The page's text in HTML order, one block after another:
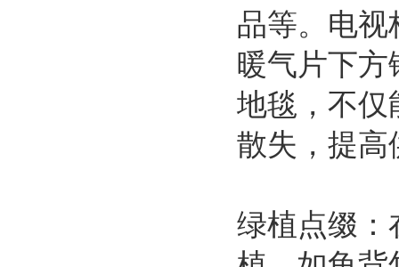
品等。电视
暖气片下
地毯，不仅
散失，提高
绿植点缀：